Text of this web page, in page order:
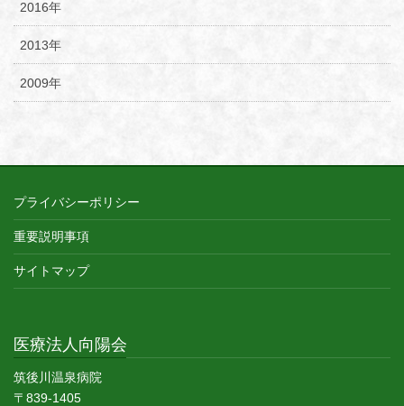
2016年
2013年
2009年
プライバシーポリシー
重要説明事項
サイトマップ
医療法人向陽会
筑後川温泉病院
〒839-1405